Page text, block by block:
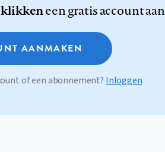
klikkeneen gratis account aan
AANMAKEN
of een abonnement? Inloggen